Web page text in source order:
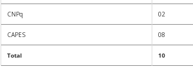
CNPq 02
CAPES 08
Total 10